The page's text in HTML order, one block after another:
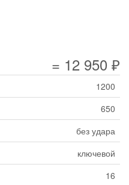
= 12 950 ₽
1200
650
без удара
ключевой
16